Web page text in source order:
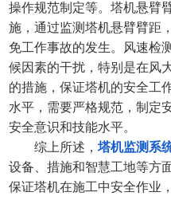
操作规范制定等。塔机悬臂
施，通过监测塔机悬臂臂距
免工作事故的发生。风速检
候因素的干扰，特别是在风
的措施，保证塔机的安全工
水平，需要严格规范，制定
安全意识和技能水平。
综上所述，塔机监测系
设备、措施和智慧工地等方
保证塔机在施工中安全作业